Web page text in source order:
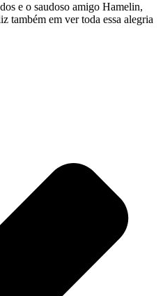
e o saudoso amigo Hamelin,
também em ver toda essa alegria